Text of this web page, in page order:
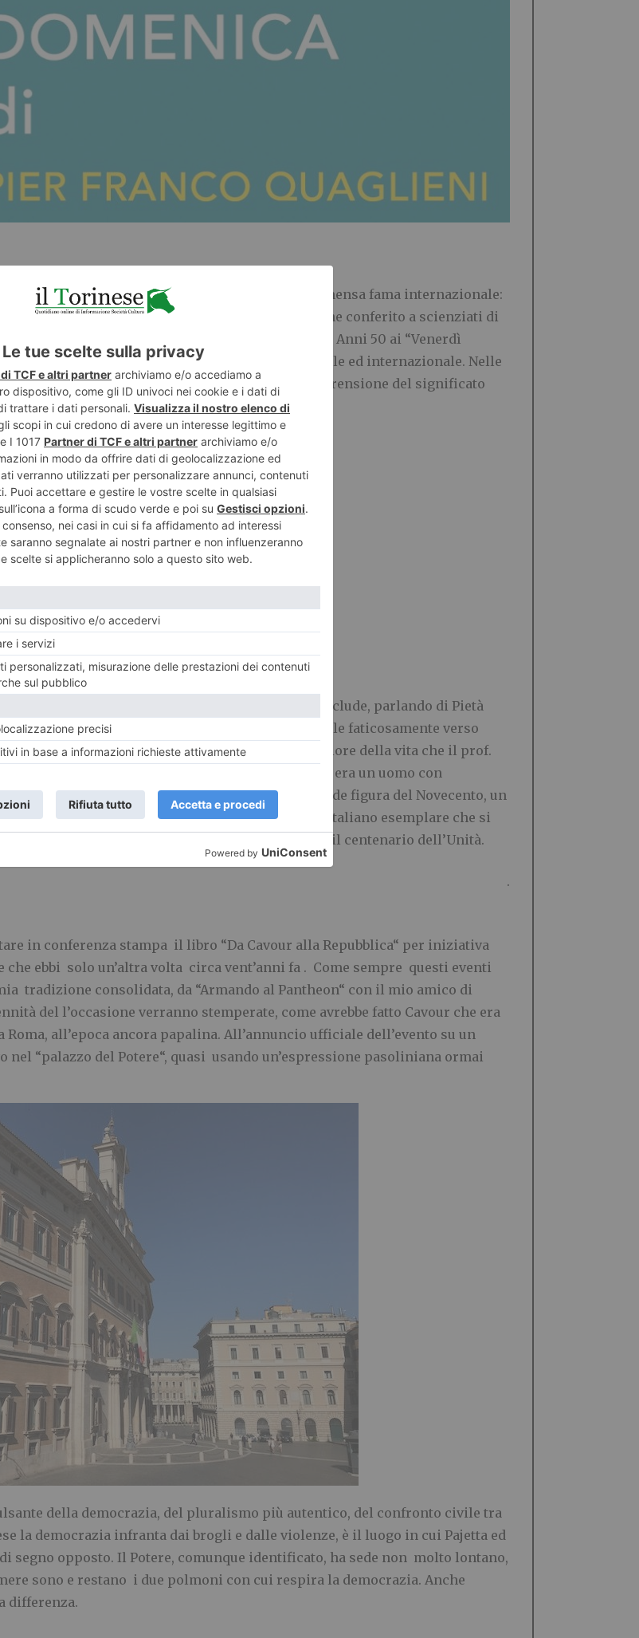
chirurgo torinese del ‘900 che raggiunse immensa fama internazionale:
il Nobel perché per oltre 60 anni il Premio venne conferito a scienziati di
di una sua conferenza sul dolore tenuta negli Anni 50 ai “Venerdì
di Dogliotti contribuì a lanciare a livello nazionale ed internazionale. Nelle
si coglie una humanitas profonda, una comprensione del significato
il medico deve combattere o almeno lenire.
Fusi
anche se non contraddittoriamente Dogliotti conclude, parlando di Pietà
raccoglimento e ci guida sulla via difficile che sale faticosamente verso
Valdo Fusi. Parole che danno il senso ed il valore della vita che il prof.
Fermo e impassibile con il bisturi in mano, era un uomo con
Croce in una sua celebre pagina. Fu una grande figura del Novecento, un
il grande medico visse in prima persona come italiano esemplare che si
Tricolore con cui imbandierò Torino nel 1961 per il centenario dell’Unità.
.
in conferenza stampa il libro “Da Cavour alla Repubblica“ per iniziativa
ebbi solo un’altra volta circa vent’anni fa . Come sempre questi eventi
tradizione consolidata, da “Armando al Pantheon“ con il mio amico di
del l’occasione verranno stemperate, come avrebbe fatto Cavour che era
all’epoca ancora papalina. All’annuncio ufficiale dell’evento su un
nel “palazzo del Potere“, quasi usando un’espressione pasoliniana ormai
della democrazia, del pluralismo più autentico, del confronto civile tra
la democrazia infranta dai brogli e dalle violenze, è il luogo in cui Pajetta ed
opposto. Il Potere, comunque identificato, ha sede non molto lontano,
sono e restano i due polmoni con cui respira la democrazia. Anche
differenza.